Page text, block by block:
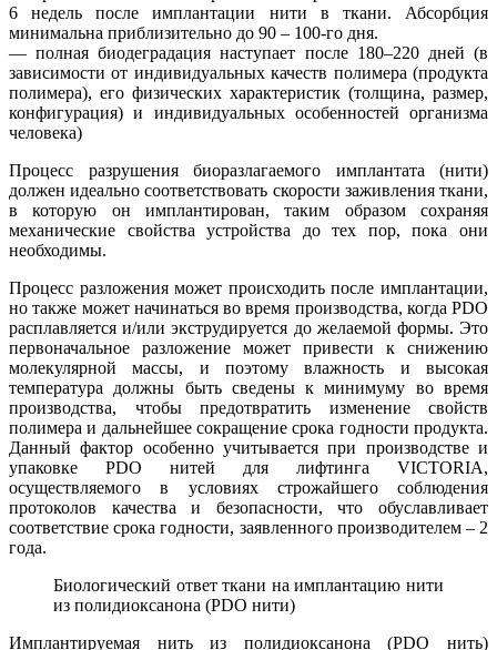
6 недель после имплантации нити в ткани. Абсорбция
минимальна приблизительно до 90 – 100-го дня.
— полная биодеградация наступает после 180–220 дней (в
зависимости от индивидуальных качеств полимера (продукта
полимера), его физических характеристик (толщина, размер,
конфигурация) и индивидуальных особенностей организма
человека)
Процесс разрушения биоразлагаемого имплантата (нити)
должен идеально соответствовать скорости заживления ткани,
в которую он имплантирован, таким образом сохраняя
механические свойства устройства до тех пор, пока они
необходимы.
Процесс разложения может происходить после имплантации,
но также может начинаться во время производства, когда PDO
расплавляется и/или экструдируется до желаемой формы. Это
первоначальное разложение может привести к снижению
молекулярной массы, и поэтому влажность и высокая
температура должны быть сведены к минимуму во время
производства, чтобы предотвратить изменение свойств
полимера и дальнейшее сокращение срока годности продукта.
Данный фактор особенно учитывается при производстве и
упаковке PDO нитей для лифтинга VICTORIA,
осуществляемого в условиях строжайшего соблюдения
протоколов качества и безопасности, что обуславливает
соответствие срока годности, заявленного производителем – 2
года.
Биологический ответ ткани на имплантацию нити
из полидиоксанона (PDO нити)
Имплантируемая нить из полидиоксанона (PDO нить)